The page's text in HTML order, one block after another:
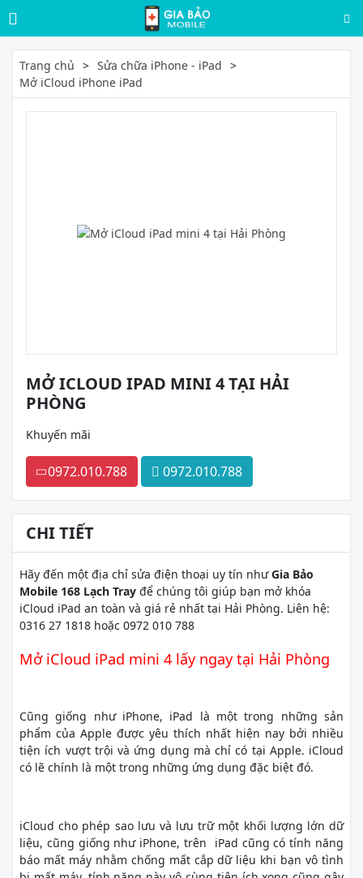
Trang chủ
Sửa chữa iPhone - iPad
Mở iCloud iPhone iPad
MỞ ICLOUD IPAD MINI 4 TẠI HẢI
PHÒNG
Khuyến mãi
0972.010.788 0972.010.788
CHI TIẾT
Hãy đến một địa chỉ sửa điện thoại uy tín nhưGia Bảo
Mobile 168 Lạch Tray để chúng tôi giúp bạn mở khóa
iCloud iPad an toàn và giá rẻ nhất tại Hải Phòng. Liên hệ:
0316 27 1818 hoặc 0972 010 788
Mở iCloud iPad mini 4 lấy ngay tại Hải Phòng
Cũng giống như iPhone, iPad là một trong những sản
phẩm của Apple được yêu thích nhất hiện nay bởi nhiều
tiện ích vượt trội và ứng dụng mà chỉ có tại Apple. iCloud
có lẽ chính là một trong những ứng dụng đặc biệt đó.
iCloud cho phép sao lưu và lưu trữ một khối lượng lớn dữ
liệu, cũng giống như iPhone, trên iPad cũng có tính năng
báo mất máy nhằm chống mất cắp dữ liệu khi bạn vô tình